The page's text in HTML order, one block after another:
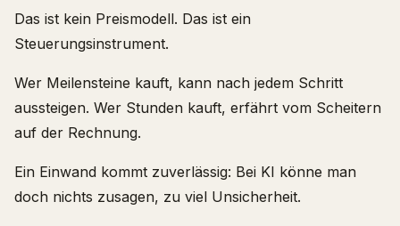
Das ist kein Preismodell. Das ist ein
Steuerungsinstrument.
Wer Meilensteine kauft, kann nach jedem Schritt
aussteigen. Wer Stunden kauft, erfährt vom Scheitern
auf der Rechnung.
Ein Einwand kommt zuverlässig: Bei KI könne man
doch nichts zusagen, zu viel Unsicherheit.